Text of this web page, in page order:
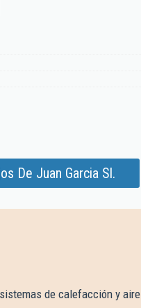
De Juan Garcia Sl.
de calefacción y aire